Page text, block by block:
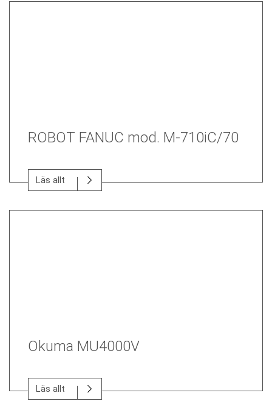
ROBOT FANUC mod. M-710iC/70
Läs allt
Okuma MU4000V
Läs allt